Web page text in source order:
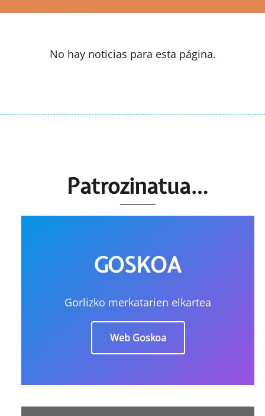
No hay noticias para esta página.
Patrozinatua…
GOSKOA
Gorlizko merkatarien elkartea
Web Goskoa